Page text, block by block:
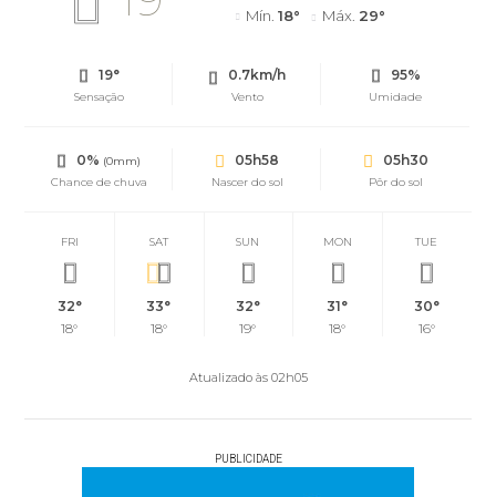
Mín. 18° Máx. 29°
19°
Sensação
0.7km/h
Vento
95%
Umidade
0% (0mm)
Chance de chuva
05h58
Nascer do sol
05h30
Pôr do sol
FRI
32°
18°
SAT
33°
18°
SUN
32°
19°
MON
31°
18°
TUE
30°
16°
Atualizado às 02h05
PUBLICIDADE